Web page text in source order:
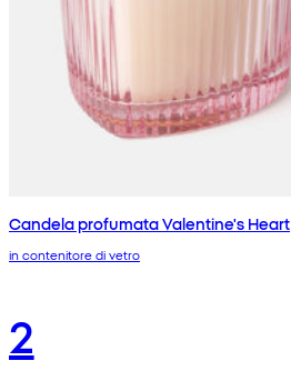
Candela profumata Valentine's Heart
in contenitore di vetro
2